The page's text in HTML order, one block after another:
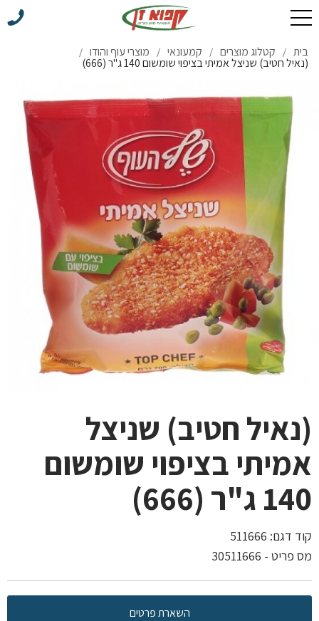
בית / קטלוג מוצרים / קמעונאי / מוצרי עוף והודו /
(נאיל חטיב) שניצל אמיתי בציפוי שומשום 140 ג"ר (666)
(נאיל חטיב) שניצל
אמיתי בציפוי שומשום
140 ג"ר (666)
קוד דגם: 511666
מס פריט - 30511666
השארת פרטים